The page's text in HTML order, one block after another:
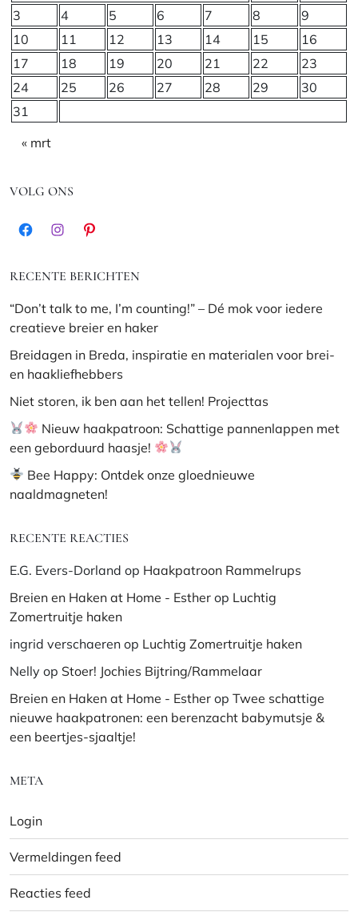
3
4 5 6 7 8
9
10
11 12 13 14 15
16
17
18 19 20 21 22
23
24
25 26 27 28 29
30
31
« mrt
VOLG ONS
FacebookInstagramPinterest
RECENTE BERICHTEN
“Don’t talk to me, I’m counting!” – Dé mok voor iedere
creatieve breier en haker
Breidagen in Breda, inspiratie en materialen voor brei-
en haakliefhebbers
Niet storen, ik ben aan het tellen! Projecttas
Nieuw haakpatroon: Schattige pannenlappen met
een geborduurd haasje!
Bee Happy: Ontdek onze gloednieuwe
naaldmagneten!
RECENTE REACTIES
E.G. Evers-Dorland op Haakpatroon Rammelrups
Breien en Haken at Home - Esther op Luchtig
Zomertruitje haken
ingrid verschaeren op Luchtig Zomertruitje haken
Nelly op Stoer! Jochies Bijtring/Rammelaar
Breien en Haken at Home - Esther op Twee schattige
nieuwe haakpatronen: een berenzacht babymutsje &
een beertjes-sjaaltje!
META
Login
Vermeldingen feed
Reacties feed